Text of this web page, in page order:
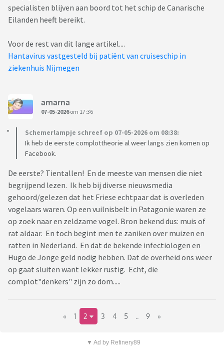
specialisten blijven aan boord tot het schip de Canarische
Eilanden heeft bereikt.
Voor de rest van dit lange artikel....
Hantavirus vastgesteld bij patiënt van cruiseschip in
ziekenhuis Nijmegen
amarna
07-05-2026om 17:36
Schemerlampje schreef op 07-05-2026 om 08:38:
Ik heb de eerste complottheorie al weer langs zien komen op
Facebook.
De eerste? Tientallen! En de meeste van mensen die niet
begrijpend lezen. Ik heb bij diverse nieuwsmedia
gehoord/gelezen dat het Friese echtpaar dat is overleden
vogelaars waren. Op een vuilnisbelt in Patagonie waren ze
op zoek naar en zeldzame vogel. Bron bekend dus: muis of
rat aldaar. En toch begint men te zaniken over muizen en
ratten in Nederland. En dat de bekende infectiologen en
Hugo de Jonge geld nodig hebben. Dat de overheid ons weer
op gaat sluiten want lekker rustig. Echt, die
complot"denkers" zijn zo dom.....
« 1 2 3 4 5 9 »
▼ Ad by Refinery89